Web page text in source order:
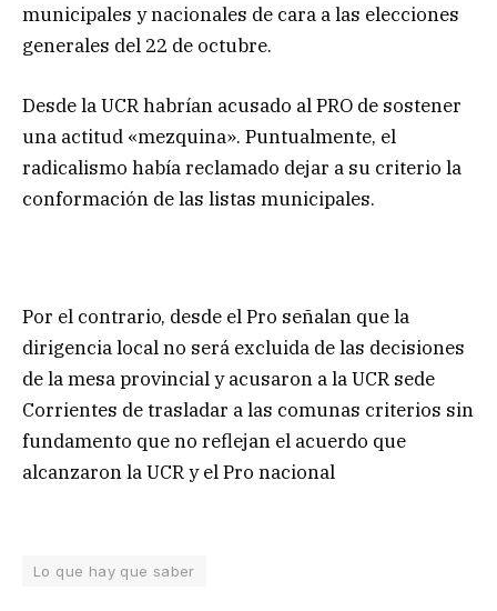
municipales y nacionales de cara a las elecciones
generales del 22 de octubre.
Desde la UCR habrían acusado al PRO de sostener
una actitud «mezquina». Puntualmente, el
radicalismo había reclamado dejar a su criterio la
conformación de las listas municipales.
Por el contrario, desde el Pro señalan que la
dirigencia local no será excluida de las decisiones
de la mesa provincial y acusaron a la UCR sede
Corrientes de trasladar a las comunas criterios sin
fundamento que no reflejan el acuerdo que
alcanzaron la UCR y el Pro nacional
Lo que hay que saber